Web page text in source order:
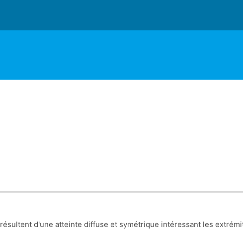
résultent d'une atteinte diffuse et symétrique intéressant les